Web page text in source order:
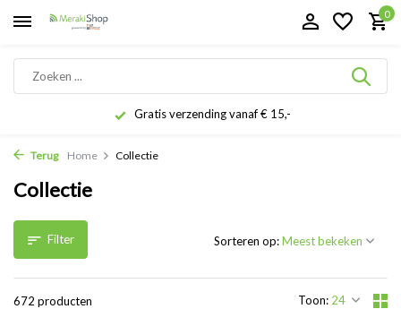
0
Gratis verzending vanaf € 15,-
Terug Home Collectie
Collectie
Filter
672 producten Toon:
Sorteren op: